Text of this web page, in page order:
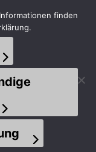
S
finden